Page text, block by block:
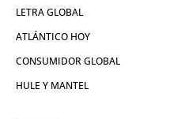
LETRA GLOBAL
ATLÁNTICO HOY
CONSUMIDOR GLOBAL
HULE Y MANTEL